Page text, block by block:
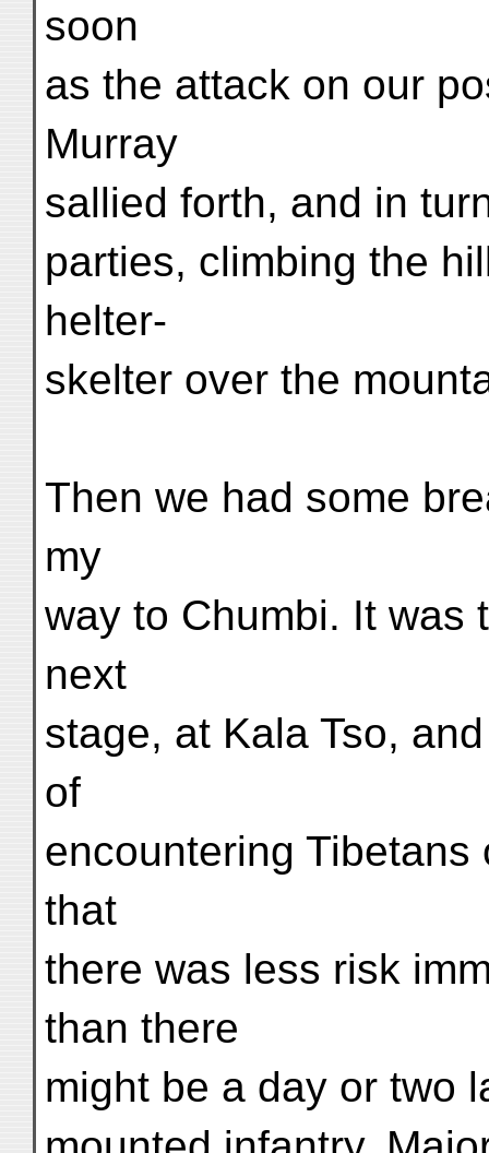
soon
as the attack on our
Murray
sallied forth, and in
parties, climbing the
helter-
skelter over the
Then we had some
my
way to Chumbi. It was
next
stage, at Kala Tso,
of
encountering
that
there was less risk
than there
might be a day or two